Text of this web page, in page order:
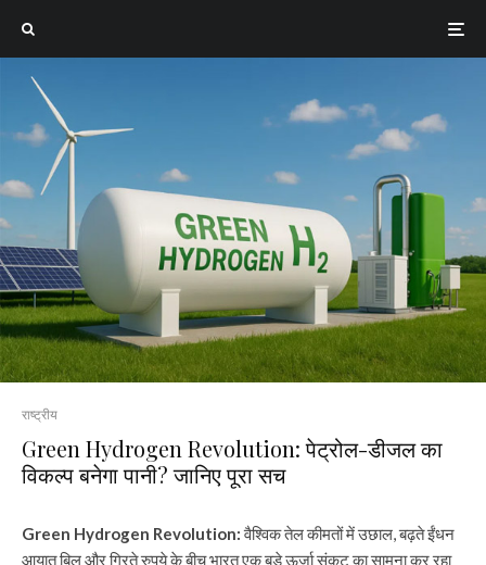
राष्ट्रीय
Green Hydrogen Revolution: पेट्रोल-डीजल का
विकल्प बनेगा पानी? जानिए पूरा सच
Green Hydrogen Revolution:वैश्विक तेल कीमतों में उछाल, बढ़ते ईंधन
आयात बिल और गिरते रुपये के बीच भारत एक बड़े ऊर्जा संकट का सामना कर रहा